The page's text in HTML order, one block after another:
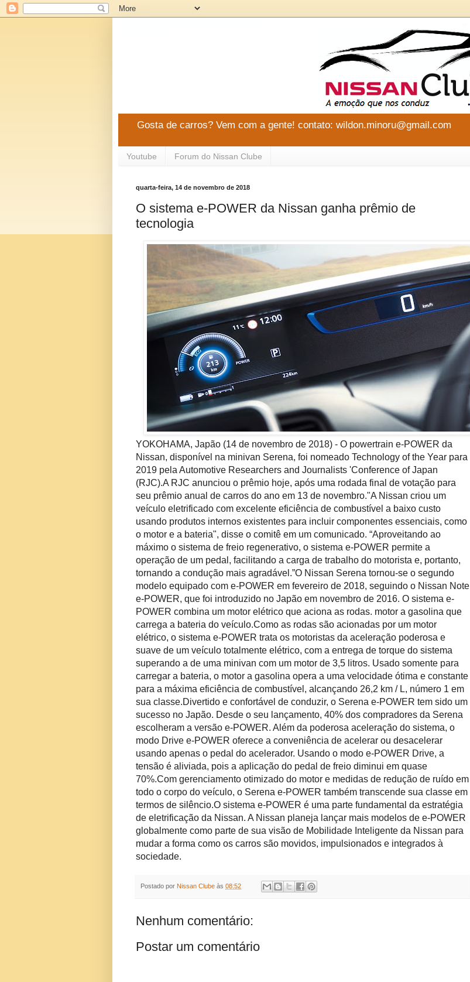
Gosta de carros? Vem com a gente! contato: wildon.minoru@gmail.com
Youtube Forum do Nissan Clube
quarta-feira, 14 de novembro de 2018
O sistema e-POWER da Nissan ganha prêmio de
tecnologia
YOKOHAMA, Japão (14 de novembro de 2018) - O powertrain e-POWER da
Nissan, disponível na minivan Serena, foi nomeado Technology of the Year para
2019 pela Automotive Researchers and Journalists 'Conference of Japan
(RJC).A RJC anunciou o prêmio hoje, após uma rodada final de votação para
seu prêmio anual de carros do ano em 13 de novembro."A Nissan criou um
veículo eletrificado com excelente eficiência de combustível a baixo custo
usando produtos internos existentes para incluir componentes essenciais, como
o motor e a bateria", disse o comitê em um comunicado. “Aproveitando ao
máximo o sistema de freio regenerativo, o sistema e-POWER permite a
operação de um pedal, facilitando a carga de trabalho do motorista e, portanto,
tornando a condução mais agradável.”O Nissan Serena tornou-se o segundo
modelo equipado com e-POWER em fevereiro de 2018, seguindo o Nissan Note
e-POWER, que foi introduzido no Japão em novembro de 2016. O sistema e-
POWER combina um motor elétrico que aciona as rodas. motor a gasolina que
carrega a bateria do veículo.Como as rodas são acionadas por um motor
elétrico, o sistema e-POWER trata os motoristas da aceleração poderosa e
suave de um veículo totalmente elétrico, com a entrega de torque do sistema
superando a de uma minivan com um motor de 3,5 litros. Usado somente para
carregar a bateria, o motor a gasolina opera a uma velocidade ótima e constante
para a máxima eficiência de combustível, alcançando 26,2 km / L, número 1 em
sua classe.Divertido e confortável de conduzir, o Serena e-POWER tem sido um
sucesso no Japão. Desde o seu lançamento, 40% dos compradores da Serena
escolheram a versão e-POWER. Além da poderosa aceleração do sistema, o
modo Drive e-POWER oferece a conveniência de acelerar ou desacelerar
usando apenas o pedal do acelerador. Usando o modo e-POWER Drive, a
tensão é aliviada, pois a aplicação do pedal de freio diminui em quase
70%.Com gerenciamento otimizado do motor e medidas de redução de ruído em
todo o corpo do veículo, o Serena e-POWER também transcende sua classe em
termos de silêncio.O sistema e-POWER é uma parte fundamental da estratégia
de eletrificação da Nissan. A Nissan planeja lançar mais modelos de e-POWER
globalmente como parte de sua visão de Mobilidade Inteligente da Nissan para
mudar a forma como os carros são movidos, impulsionados e integrados à
sociedade.
Postado por Nissan Clube às 08:52
Nenhum comentário:
Postar um comentário